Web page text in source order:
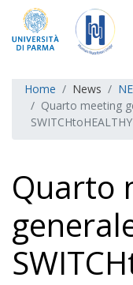
Home News
Quarto meeting
SWITCHtoHEALTHY
Quarto